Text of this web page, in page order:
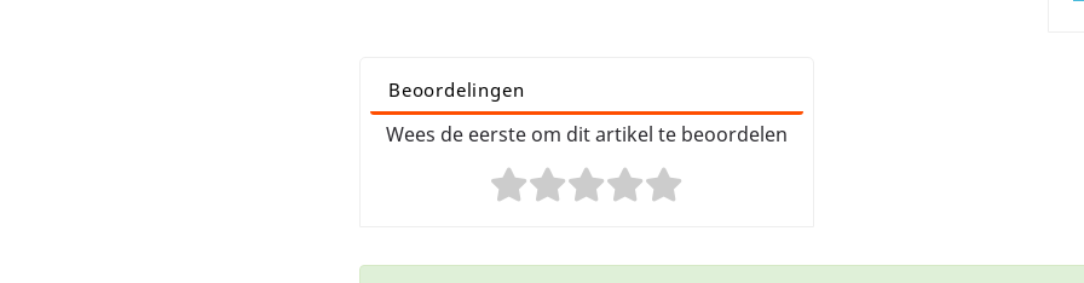
Beoordelingen
Wees de eerste om dit artikel te beoordelen